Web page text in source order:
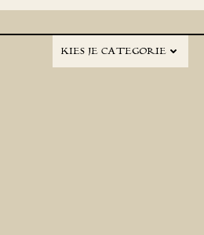
KIES JE CATEGORIE